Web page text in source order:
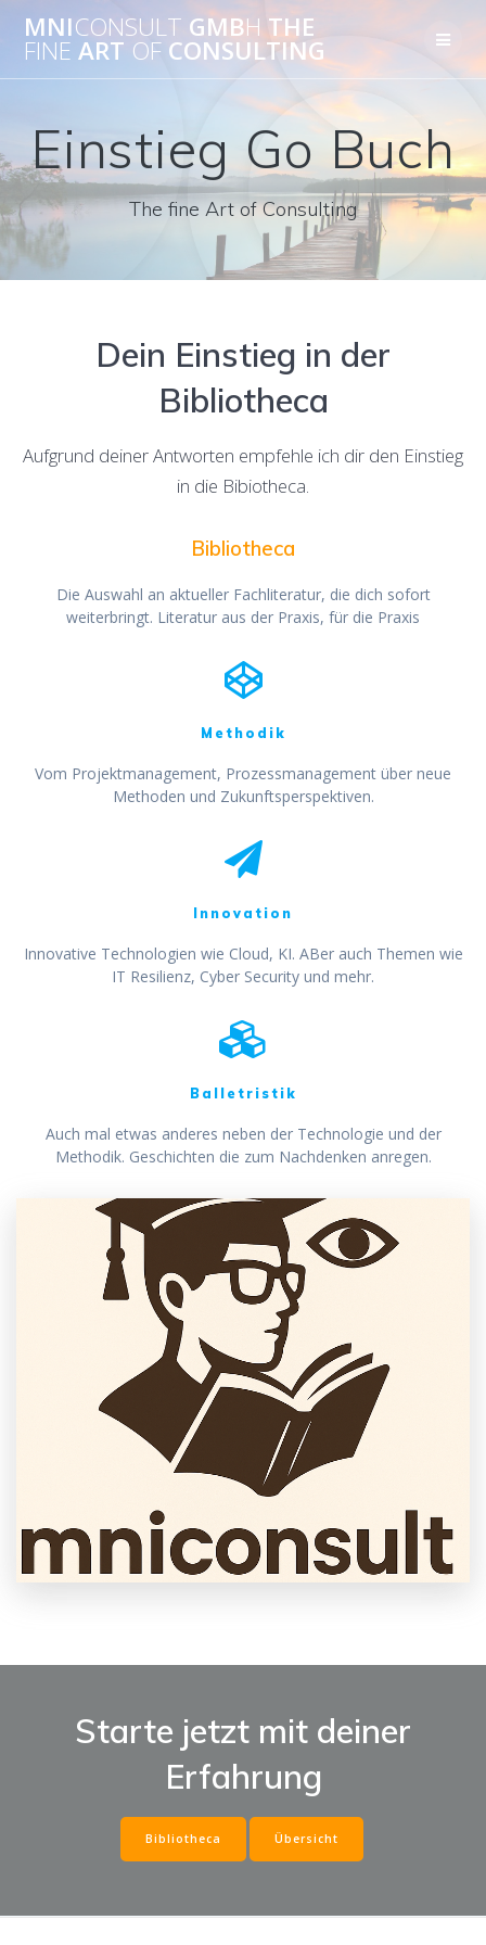
to
content
MNICONSULT GMBHTHE
FINE ART OF CONSULTING
Einstieg Go Buch
The fine Art of Consulting
Dein Einstieg in der
Bibliotheca
Aufgrund deiner Antworten empfehle ich dir den Einstieg
in die Bibiotheca.
Bibliotheca
Die Auswahl an aktueller Fachliteratur, die dich sofort
weiterbringt. Literatur aus der Praxis, für die Praxis
Methodik
Vom Projektmanagement, Prozessmanagement über neue
Methoden und Zukunftsperspektiven.
Innovation
Innovative Technologien wie Cloud, KI. ABer auch Themen wie
IT Resilienz, Cyber Security und mehr.
Balletristik
Auch mal etwas anderes neben der Technologie und der
Methodik. Geschichten die zum Nachdenken anregen.
Starte jetzt mit deiner
Erfahrung
Bibliotheca Übersicht